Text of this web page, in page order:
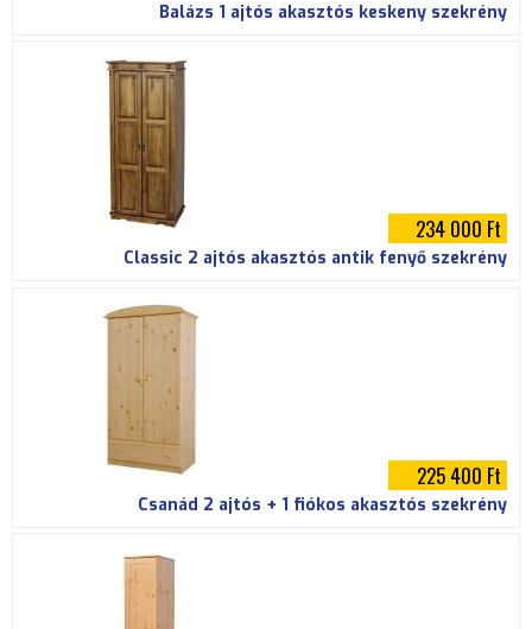
Balázs 1 ajtós akasztós keskeny szekrény
234 000 Ft
Classic 2 ajtós akasztós antik fenyő szekrény
225 400 Ft
Csanád 2 ajtós + 1 fiókos akasztós szekrény